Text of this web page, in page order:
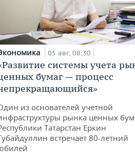
05 авг, 08:30
системы учета
бумаг — процесс
из основателей учетной
рынка ценных
Татарстан Еркин
встречает 80-летний